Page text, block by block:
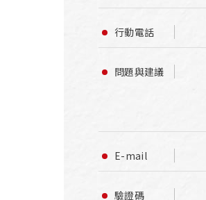
行動電話
問題與建議
E-mail
驗證碼